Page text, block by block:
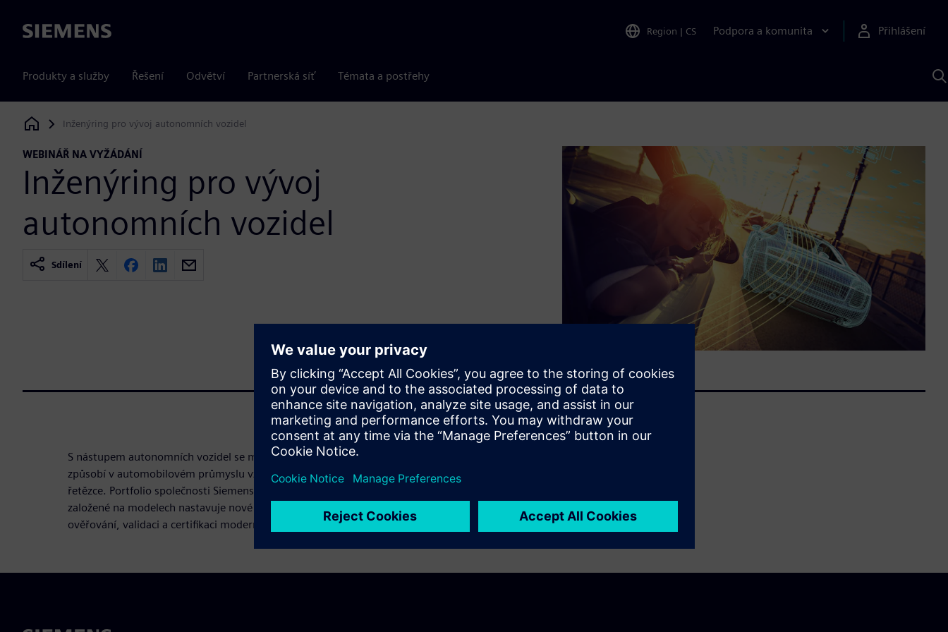
Siemens Region | CS Podpora a komunita Přihlášení
Produkty a služby Řešení Odvětví Partnerská síť Témata a postřehy
Siemens Digital Industries Software
Inženýring pro vývoj autonomních vozidel
WEBINÁŘ NA VYŽÁDÁNÍ
Inženýring pro vývoj
autonomních vozidel
Sdílení
S nástupem autonomních vozidel se mobilita jako služba stane standardem, což
způsobí v automobilovém průmyslu vznik naprosto nového hodnotového
řetězce. Portfolio společnosti Siemens zaměřené na systémové inženýrství
založené na modelech nastavuje nové trendy vývoje, zkoumání návrhů,
ověřování, validaci a certifikaci moderních autonomních vozidel.